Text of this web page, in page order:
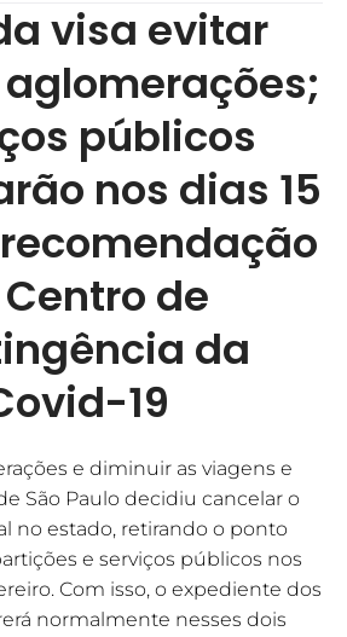
visa evitar
públicos
nos dias 15
recomendação
de
da
19
e diminuir as viagens e
São Paulo decidiu cancelar o
no estado, retirando o ponto
e serviços públicos nos
Com isso, o expediente dos
normalmente nesses dois